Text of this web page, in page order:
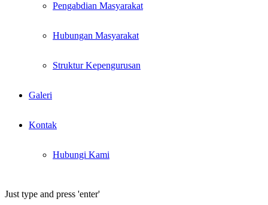
Pengabdian Masyarakat
Hubungan Masyarakat
Struktur Kepengurusan
Galeri
Kontak
Hubungi Kami
Just type and press 'enter'